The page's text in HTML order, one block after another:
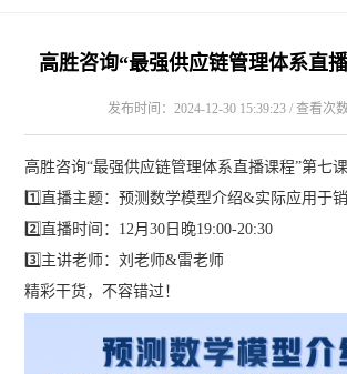
高胜咨询“最强供应链管理体系直
发布时间：2024-12-30 15:39:23 / 查看次
高胜咨询“最强供应链管理体系直播课程”第七课
1️⃣直播主题：预测数学模型介绍&实际应用于
2️⃣直播时间：12月30日晚19:00-20:30
3️⃣主讲老师：刘老师&雷老师
精彩干货，不容错过！